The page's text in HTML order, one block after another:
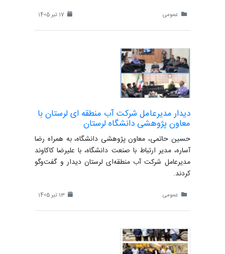
عمومی
دیدار مدیرعامل شرکت آب منطقه ای لرستان با
معاون پژوهشی دانشگاه لرستان
حسین حاتمی، معاون پژوهشی دانشگاه، به همراه رضا
آساره، مدیر ارتباط با صنعت دانشگاه، با علیرضا کاکاوند
مدیرعامل شرکت آب منطقه‌ای لرستان دیدار و گفت‌وگو
کردند.
عمومی